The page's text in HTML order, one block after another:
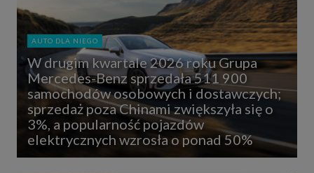
AUTO DLA NIEGO
W drugim kwartale 2026 roku Grupa
Mercedes-Benz sprzedała 511 900
samochodów osobowych i dostawczych;
sprzedaż poza Chinami zwiększyła się o
3%, a popularność pojazdów
elektrycznych wzrosła o ponad 50%